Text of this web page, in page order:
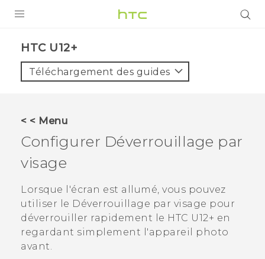
VIVE
VIVERSE
ASSISTANCE
Appareils HTC & Accessoires
Connexion
HTC U12+‎
Téléchargement des guides
< < Menu
Configurer Déverrouillage par
visage
Lorsque l'écran est allumé, vous pouvez
utiliser le Déverrouillage par visage pour
déverrouiller rapidement le HTC U12+‍ en
regardant simplement l'appareil photo
avant.